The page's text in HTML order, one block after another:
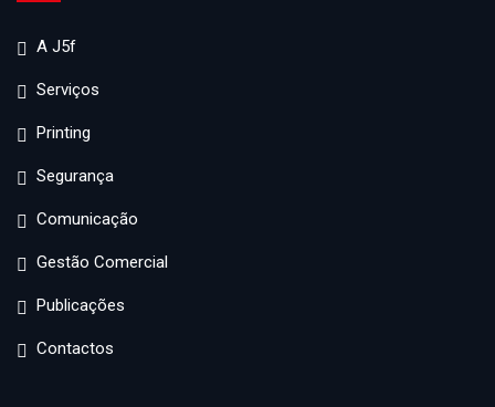
A J5f
Serviços
Printing
Segurança
Comunicação
Gestão Comercial
Publicações
Contactos